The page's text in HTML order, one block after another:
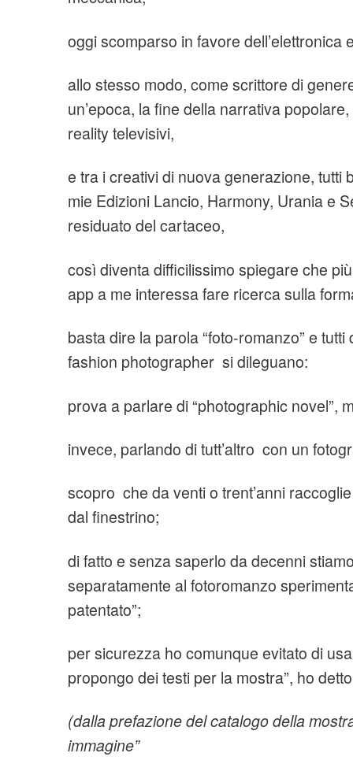
oggi scomparso in favore dell’elettronica
allo stesso modo, come scrittore di
un’epoca, la fine della narrativa
reality televisivi,
e tra i creativi di nuova generazione, tutti
mie Edizioni Lancio, Harmony, Urania e
residuato del cartaceo,
così diventa difficilissimo spiegare che
app a me interessa fare ricerca sulla
basta dire la parola “foto-romanzo” e
fashion photographer si dileguano:
prova a parlare di “photographic novel”,
invece, parlando di tutt’altro con un
scopro che da venti o trent’anni
dal finestrino;
di fatto e senza saperlo da decenni
separatamente al fotoromanzo
patentato”;
per sicurezza ho comunque evitato di
propongo dei testi per la mostra”, ho
(dalla prefazione del catalogo della
immagine”